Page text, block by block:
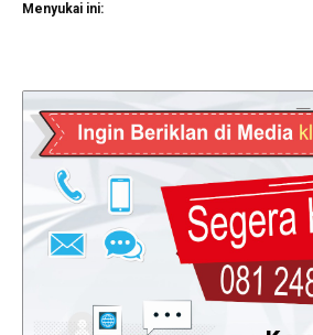
Menyukai ini: